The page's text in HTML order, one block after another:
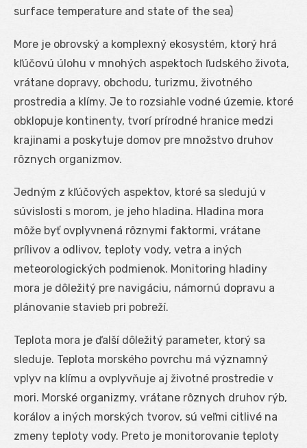
surface temperature and state of the sea)
More je obrovský a komplexný ekosystém, ktorý hrá
kľúčovú úlohu v mnohých aspektoch ľudského života,
vrátane dopravy, obchodu, turizmu, životného
prostredia a klímy. Je to rozsiahle vodné územie, ktoré
obklopuje kontinenty, tvorí prírodné hranice medzi
krajinami a poskytuje domov pre množstvo druhov
rôznych organizmov.
Jedným z kľúčových aspektov, ktoré sa sledujú v
súvislosti s morom, je jeho hladina. Hladina mora
môže byť ovplyvnená rôznymi faktormi, vrátane
prílivov a odlivov, teploty vody, vetra a iných
meteorologických podmienok. Monitoring hladiny
mora je dôležitý pre navigáciu, námornú dopravu a
plánovanie stavieb pri pobreží.
Teplota mora je ďalší dôležitý parameter, ktorý sa
sleduje. Teplota morského povrchu má významný
vplyv na klímu a ovplyvňuje aj životné prostredie v
mori. Morské organizmy, vrátane rôznych druhov rýb,
korálov a iných morských tvorov, sú veľmi citlivé na
zmeny teploty vody. Preto je monitorovanie teploty